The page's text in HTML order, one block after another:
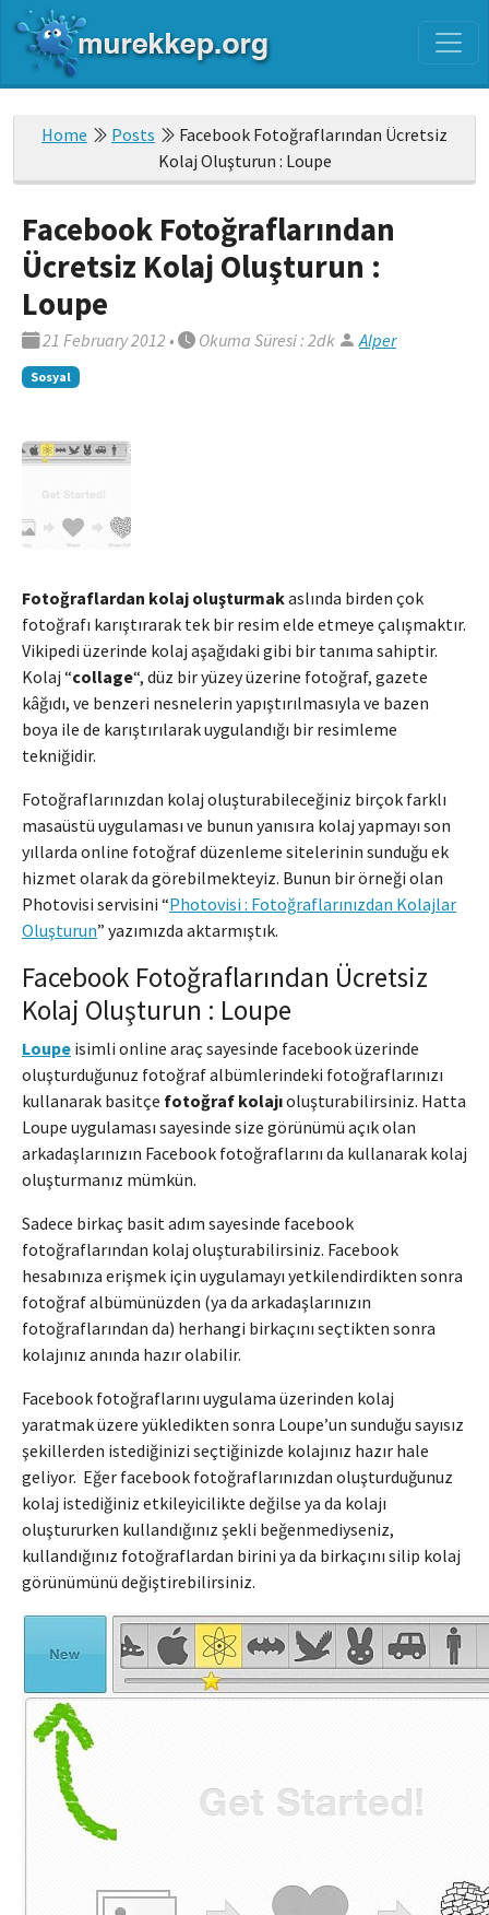
Home Posts
Facebook Fotoğraflarından Ücretsiz
Kolaj Oluşturun : Loupe
Facebook Fotoğraflarından
Ücretsiz Kolaj Oluşturun :
Loupe
21 February 2012 • Okuma Süresi : 2dk Alper
Sosyal
Fotoğraflardan kolaj oluşturmakaslında birden çok
fotoğrafı karıştırarak tek bir resim elde etmeye çalışmaktır.
Vikipedi üzerinde kolaj aşağıdaki gibi bir tanıma sahiptir.
Kolaj “collage“, düz bir yüzey üzerine fotoğraf, gazete
kâğıdı, ve benzeri nesnelerin yapıştırılmasıyla ve bazen
boya ile de karıştırılarak uygulandığı bir resimleme
tekniğidir.
Fotoğraflarınızdan kolaj oluşturabileceğiniz birçok farklı
masaüstü uygulaması ve bunun yanısıra kolaj yapmayı son
yıllarda online fotoğraf düzenleme sitelerinin sunduğu ek
hizmet olarak da görebilmekteyiz. Bunun bir örneği olan
Photovisi servisini “Photovisi : Fotoğraflarınızdan Kolajlar
Oluşturun” yazımızda aktarmıştık.
Facebook Fotoğraflarından Ücretsiz
Kolaj Oluşturun : Loupe
Loupe isimli online araç sayesinde facebook üzerinde
oluşturduğunuz fotoğraf albümlerindeki fotoğraflarınızı
kullanarak basitçe fotoğraf kolajıoluşturabilirsiniz. Hatta
Loupe uygulaması sayesinde size görünümü açık olan
arkadaşlarınızın Facebook fotoğraflarını da kullanarak kolaj
oluşturmanız mümkün.
Sadece birkaç basit adım sayesinde facebook
fotoğraflarından kolaj oluşturabilirsiniz. Facebook
hesabınıza erişmek için uygulamayı yetkilendirdikten sonra
fotoğraf albümünüzden (ya da arkadaşlarınızın
fotoğraflarından da) herhangi birkaçını seçtikten sonra
kolajınız anında hazır olabilir.
Facebook fotoğraflarını uygulama üzerinden kolaj
yaratmak üzere yükledikten sonra Loupe’un sunduğu sayısız
şekillerden istediğinizi seçtiğinizde kolajınız hazır hale
geliyor. Eğer facebook fotoğraflarınızdan oluşturduğunuz
kolaj istediğiniz etkileyicilikte değilse ya da kolajı
oluştururken kullandığınız şekli beğenmediyseniz,
kullandığınız fotoğraflardan birini ya da birkaçını silip kolaj
görünümünü değiştirebilirsiniz.